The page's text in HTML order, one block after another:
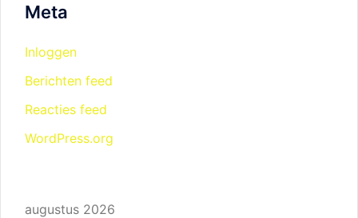
Meta
Inloggen
Berichten feed
Reacties feed
WordPress.org
augustus 2026